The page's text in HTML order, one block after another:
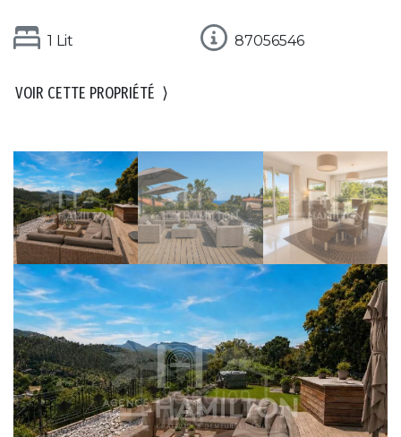
1 Lit 87056546
VOIR CETTE PROPRIÉTÉ ⟩